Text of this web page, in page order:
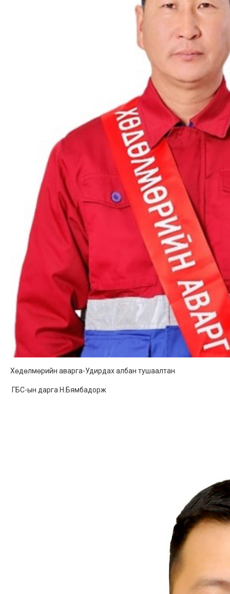
Хөдөлмөрийн аварга-Удирдах албан тушаалтан
ГБС-ын дарга Н.Бямбадорж